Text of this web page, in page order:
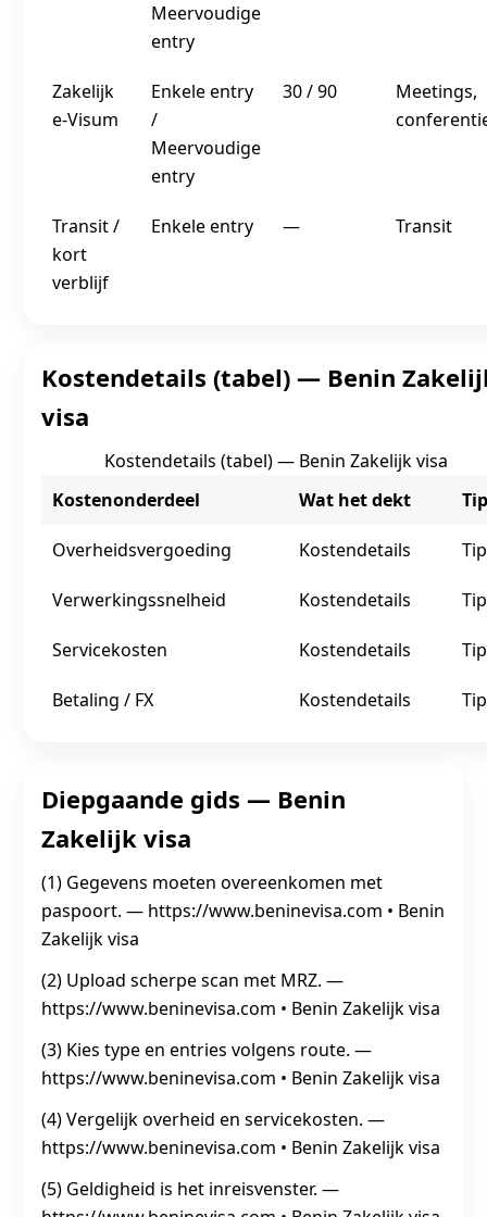
Meervoudige
entry
Zakelijk
e‑Visum
Enkele entry
/
Meervoudige
entry
30 / 90
Meetings,
Transit /
kort
verblijf
Enkele entry — Transit
Kostendetails (tabel) — Benin
visa
Kostendetails (tabel) — Benin Zakelijk visa
Kostenonderdeel
Wat het dekt Tip
Overheidsvergoeding Kostendetails Tip
Verwerkingssnelheid Kostendetails Tip
Servicekosten Kostendetails Tip
Betaling / FX Kostendetails Tip
Diepgaande gids — Benin
Zakelijk visa
(1) Gegevens moeten overeenkomen met
paspoort. — https://www.beninevisa.com • Benin
Zakelijk visa
(2) Upload scherpe scan met MRZ. —
https://www.beninevisa.com • Benin Zakelijk visa
(3) Kies type en entries volgens route. —
https://www.beninevisa.com • Benin Zakelijk visa
(4) Vergelijk overheid en servicekosten. —
https://www.beninevisa.com • Benin Zakelijk visa
(5) Geldigheid is het inreisvenster. —